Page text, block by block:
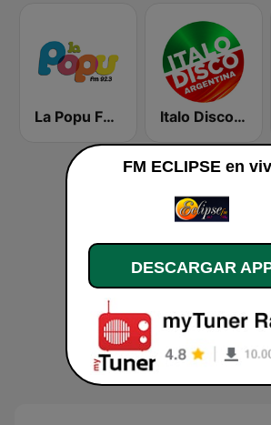
La Popu FM 92.3 Italo Disco Argentina
FM ECLIPSE en
DESCARGAR